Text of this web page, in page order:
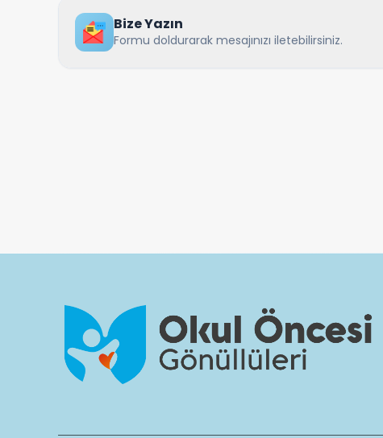
Bize Yazın
Formu doldurarak mesajınızı iletebilirsiniz.